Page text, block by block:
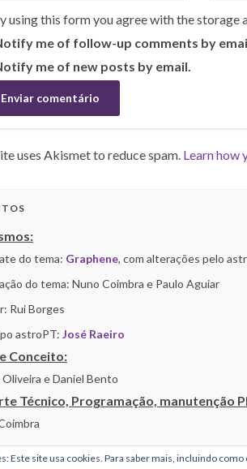
using this form you agree with the
me of follow-up comments by
me of new posts by email.
uses Akismet to reduce spam. Learn how
do tema: Graphene, com alterações pelo
do tema: Nuno Coimbra e Paulo Aguiar
Rui Borges
astroPT: José Raeiro
Conceito:
Oliveira e Daniel Bento
Técnico, Programação, manutenção
Este site usa cookies. Para saber mais, incluindo